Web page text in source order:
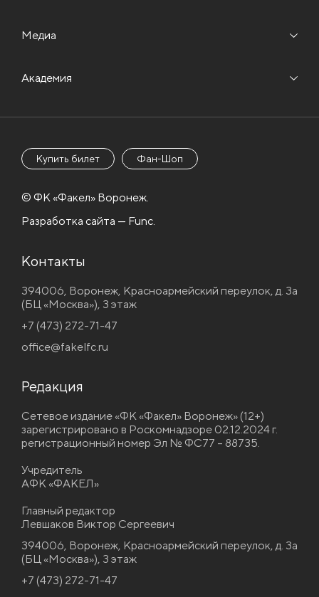
Медиа
Академия
Купить билет Фан-Шоп
© ФК «Факел» Воронеж.
Разработка сайта — Func.
Контакты
394006, Воронеж, Красноармейский переулок, д. 3а
(БЦ «Москва»), 3 этаж
+7 (473) 272-71-47
office@fakelfc.ru
Редакция
Сетевое издание «ФК «Факел» Воронеж» (12+)
зарегистрировано в Роскомнадзоре 02.12.2024 г.
регистрационный номер Эл № ФС77 – 88735.
Учредитель
АФК «ФАКЕЛ»
Главный редактор
Левшаков Виктор Сергеевич
394006, Воронеж, Красноармейский переулок, д. 3а
(БЦ «Москва»), 3 этаж
+7 (473) 272-71-47